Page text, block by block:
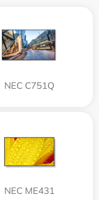
NEC C751Q
NEC ME431